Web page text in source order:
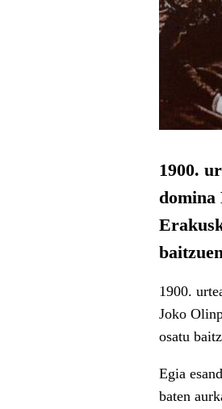
1900.
domina
1900.
Joko
osatu
Egia
baten